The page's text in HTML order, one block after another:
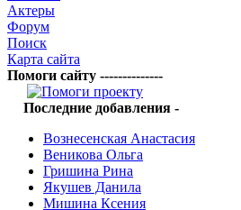
Актеры
Форум
Поиск
Карта сайта
Помоги сайту --------------
Последние добавления -
Вознесенская Анастасия
Веникова Ольга
Гришина Рина
Якушев Данила
Мишина Ксения